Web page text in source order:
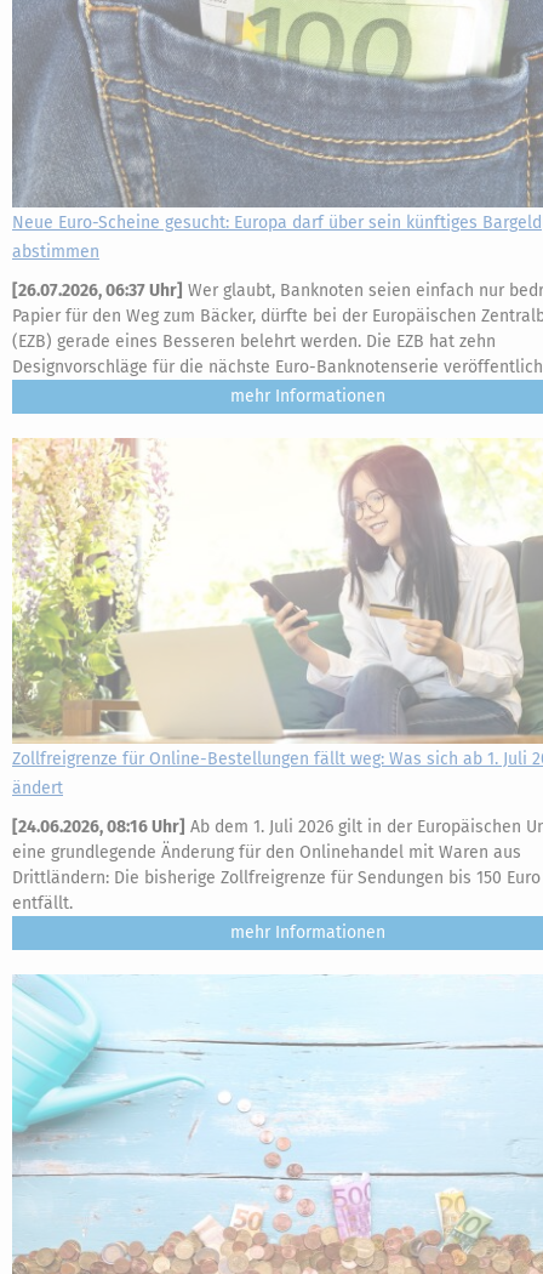
Neue Euro-Scheine gesucht: Europa darf über sein künftiges Bargeld
abstimmen
[26.07.2026, 06:37 Uhr] Wer glaubt, Banknoten seien einfach nur
Papier für den Weg zum Bäcker, dürfte bei der Europäischen
(EZB) gerade eines Besseren belehrt werden. Die EZB hat zehn
Designvorschläge für die nächste Euro-Banknotenserie
mehr
Zollfreigrenze für Online-Bestellungen fällt weg: Was sich ab 1. Juli
ändert
[24.06.2026, 08:16 Uhr] Ab dem 1. Juli 2026 gilt in der Europäischen
eine grundlegende Änderung für den Onlinehandel mit Waren aus
Drittländern: Die bisherige Zollfreigrenze für Sendungen bis 150 Euro
entfällt.
mehr